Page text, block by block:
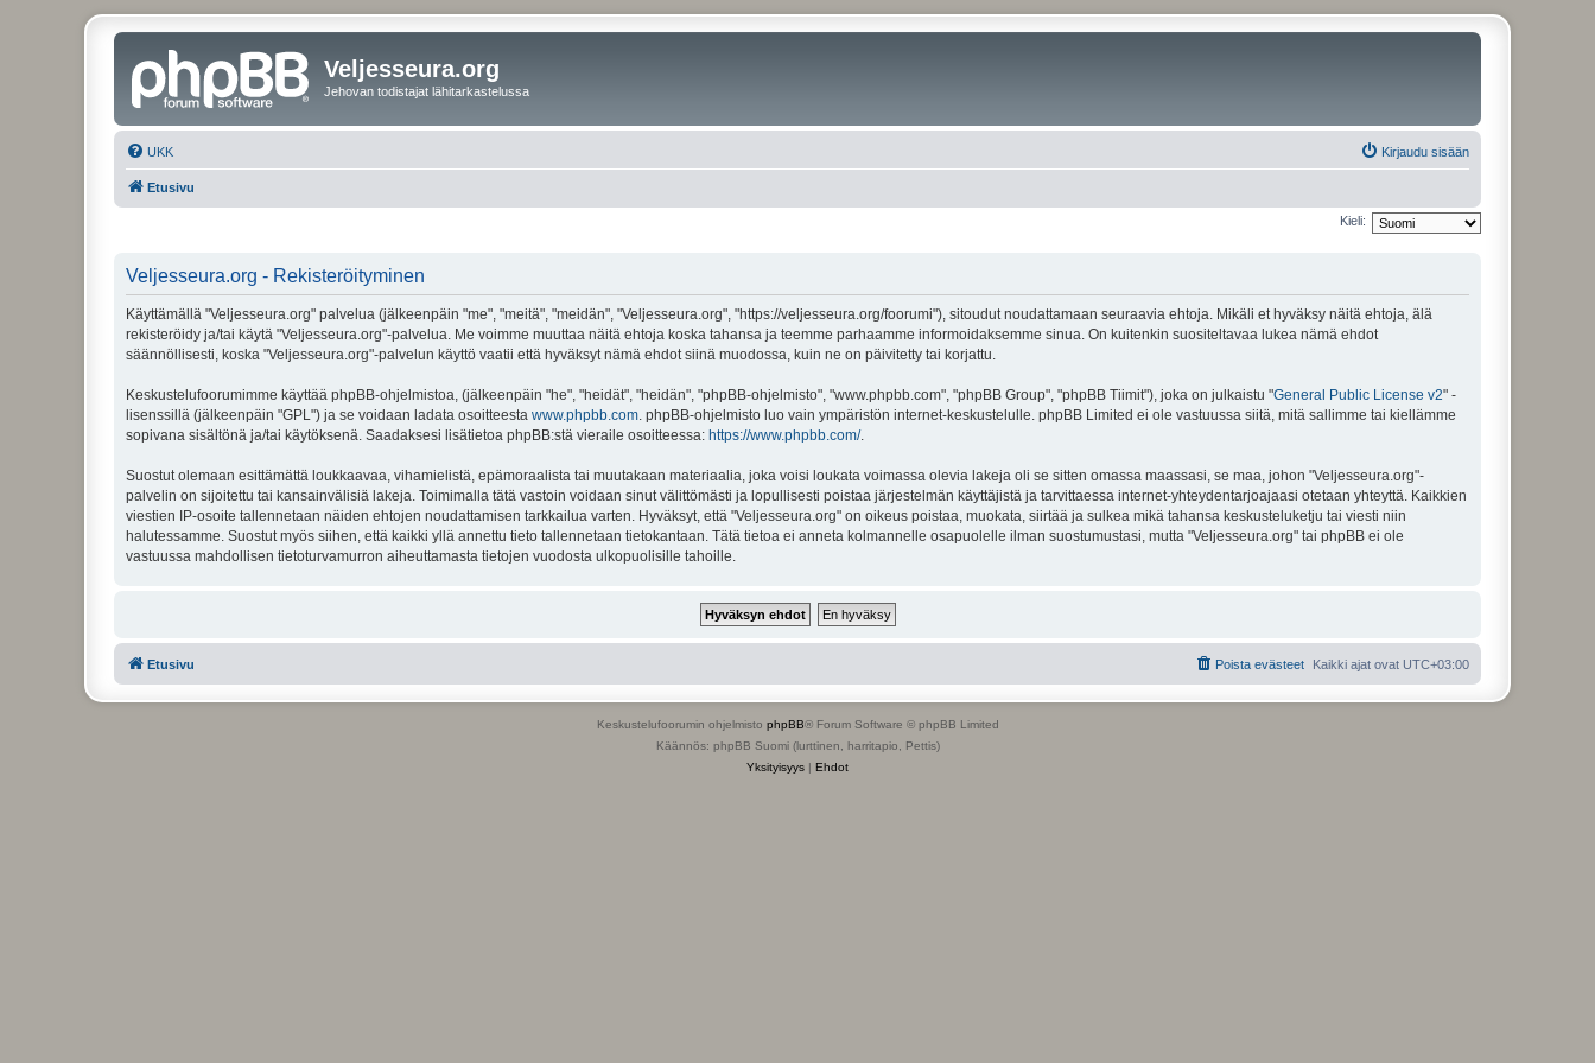
Veljesseura.org
Jehovan todistajat lähitarkastelussa
UKK Kirjaudu sisään
Etusivu
Kieli:
Veljesseura.org - Rekisteröityminen
Käyttämällä "Veljesseura.org" palvelua (jälkeenpäin "me", "meitä", "meidän", "Veljesseura.org", "https://veljesseura.org/foorumi"), sitoudut noudattamaan seuraavia ehtoja. Mikäli et hyväksy näitä ehtoja, älä
rekisteröidy ja/tai käytä "Veljesseura.org"-palvelua. Me voimme muuttaa näitä ehtoja koska tahansa ja teemme parhaamme informoidaksemme sinua. On kuitenkin suositeltavaa lukea nämä ehdot
säännöllisesti, koska "Veljesseura.org"-palvelun käyttö vaatii että hyväksyt nämä ehdot siinä muodossa, kuin ne on päivitetty tai korjattu.
Keskustelufoorumimme käyttää phpBB-ohjelmistoa, (jälkeenpäin "he", "heidät", "heidän", "phpBB-ohjelmisto", "www.phpbb.com", "phpBB Group", "phpBB Tiimit"), joka on julkaistu "General Public License v2" -
lisenssillä (jälkeenpäin "GPL") ja se voidaan ladata osoitteesta www.phpbb.com. phpBB-ohjelmisto luo vain ympäristön internet-keskustelulle. phpBB Limited ei ole vastuussa siitä, mitä sallimme tai kiellämme
sopivana sisältönä ja/tai käytöksenä. Saadaksesi lisätietoa phpBB:stä vieraile osoitteessa: https://www.phpbb.com/.
Suostut olemaan esittämättä loukkaavaa, vihamielistä, epämoraalista tai muutakaan materiaalia, joka voisi loukata voimassa olevia lakeja oli se sitten omassa maassasi, se maa, johon "Veljesseura.org"-
palvelin on sijoitettu tai kansainvälisiä lakeja. Toimimalla tätä vastoin voidaan sinut välittömästi ja lopullisesti poistaa järjestelmän käyttäjistä ja tarvittaessa internet-yhteydentarjoajaasi otetaan yhteyttä. Kaikkien
viestien IP-osoite tallennetaan näiden ehtojen noudattamisen tarkkailua varten. Hyväksyt, että "Veljesseura.org" on oikeus poistaa, muokata, siirtää ja sulkea mikä tahansa keskusteluketju tai viesti niin
halutessamme. Suostut myös siihen, että kaikki yllä annettu tieto tallennetaan tietokantaan. Tätä tietoa ei anneta kolmannelle osapuolelle ilman suostumustasi, mutta "Veljesseura.org" tai phpBB ei ole
vastuussa mahdollisen tietoturvamurron aiheuttamasta tietojen vuodosta ulkopuolisille tahoille.
Etusivu Kaikki ajat ovat UTC+03:00
Poista evästeet
Keskustelufoorumin ohjelmisto phpBB® Forum Software © phpBB Limited
Käännös: phpBB Suomi (lurttinen, harritapio, Pettis)
Yksityisyys | Ehdot